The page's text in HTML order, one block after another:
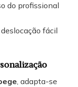
do profissional
fácil
, adapta-se